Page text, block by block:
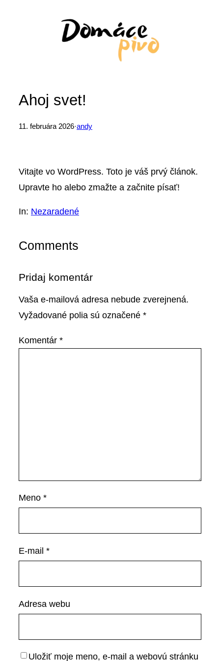
Ahoj svet!
11. februára 2026·andy
Vitajte vo WordPress. Toto je váš prvý článok.
Upravte ho alebo zmažte a začnite písať!
In: Nezaradené
Comments
Pridaj komentár
Vaša e-mailová adresa nebude zverejnená.
Vyžadované polia sú označené *
Komentár *
Meno *
E-mail *
Adresa webu
Uložiť moje meno, e-mail a webovú stránku